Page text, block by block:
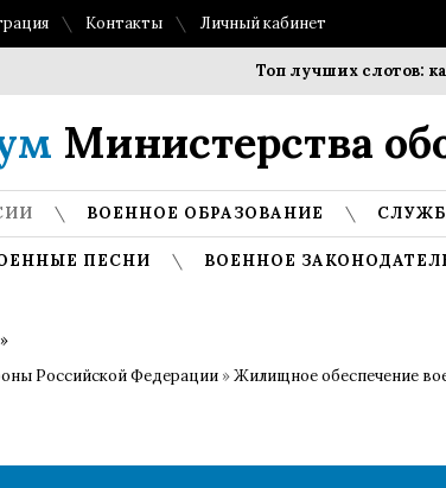
Контакты Личный кабинет
Топ лучших слотов:
Министерства
ВОЕННОЕ ОБРАЗОВАНИЕ
ПЕСНИ ВОЕННОЕ
»
Российской Федерации »Жилищное обеспечение